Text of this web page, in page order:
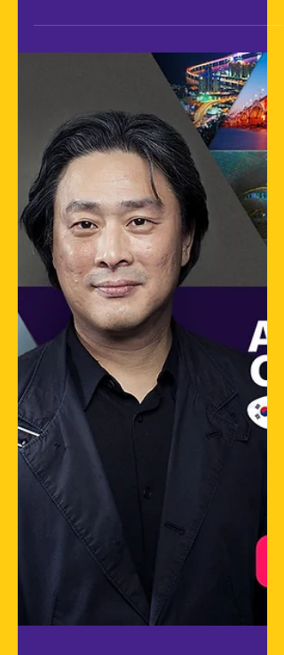
Nos dias 17, 18 e 19 de maio, foi
Congresso Internacional AVACI -
Confederação Internacional de